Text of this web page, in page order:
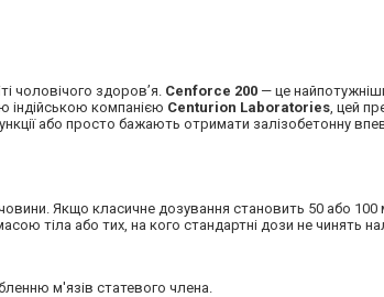
чоловічого здоров’я. Cenforce 200 — це
індійською компанією Centurion Laboratories , цей
або просто бажають отримати залізобетонну
Якщо класичне дозування становить 50 або 100
тіла або тих, на кого стандартні дози не чинять
м'язів статевого члена.